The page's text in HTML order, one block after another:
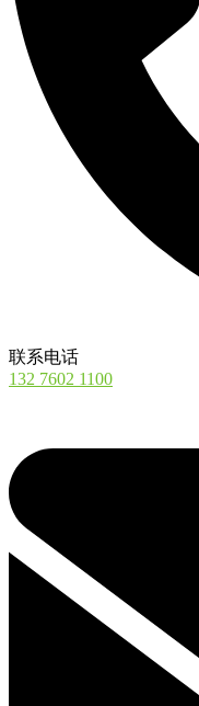
联系电话
132 7602 1100